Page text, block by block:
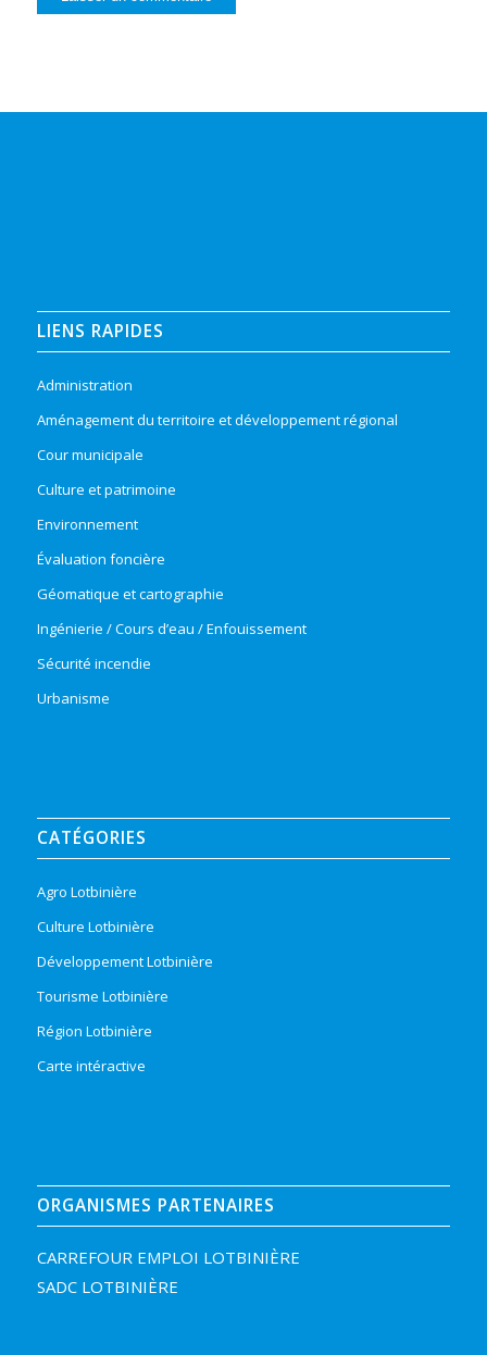
LIENS RAPIDES
Administration
Aménagement du territoire et développement régional
Cour municipale
Culture et patrimoine
Environnement
Évaluation foncière
Géomatique et cartographie
Ingénierie / Cours d’eau / Enfouissement
Sécurité incendie
Urbanisme
CATÉGORIES
Agro Lotbinière
Culture Lotbinière
Développement Lotbinière
Tourisme Lotbinière
Région Lotbinière
Carte intéractive
ORGANISMES PARTENAIRES
CARREFOUR EMPLOI LOTBINIÈRE
SADC LOTBINIÈRE